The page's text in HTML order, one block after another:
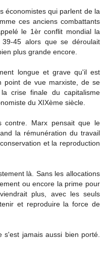
économistes qui parlent de la
ces anciens combattants
le 1èr conflit mondial la
45 alors que se déroulait
plus grande encore.
longue et grave qu'il est
point de vue marxiste, de se
crise finale du capitalisme
du XIXème siècle.
contre. Marx pensait que le
la rémunération du travail
et la reproduction
là. Sans les allocations
ou encore la prime pour
plus, avec les seuls
et reproduire la force de
s'est jamais aussi bien porté.